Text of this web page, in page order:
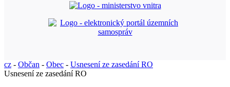
cz - Občan - Obec - Usnesení ze zasedání RO
Usnesení ze zasedání RO